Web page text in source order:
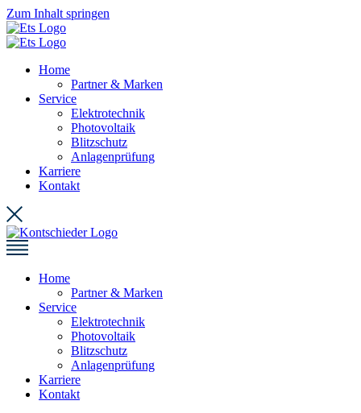
Zum Inhalt springen
Home
Partner & Marken
Service
Elektrotechnik
Photovoltaik
Blitzschutz
Anlagenprüfung
Karriere
Kontakt
Home
Partner & Marken
Service
Elektrotechnik
Photovoltaik
Blitzschutz
Anlagenprüfung
Karriere
Kontakt